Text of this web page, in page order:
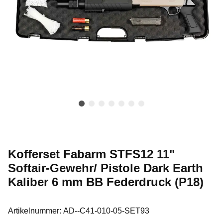
Kofferset Fabarm STFS12 11"
Softair-Gewehr/ Pistole Dark Earth
Kaliber 6 mm BB Federdruck (P18)
Artikelnummer: AD--C41-010-05-SET93